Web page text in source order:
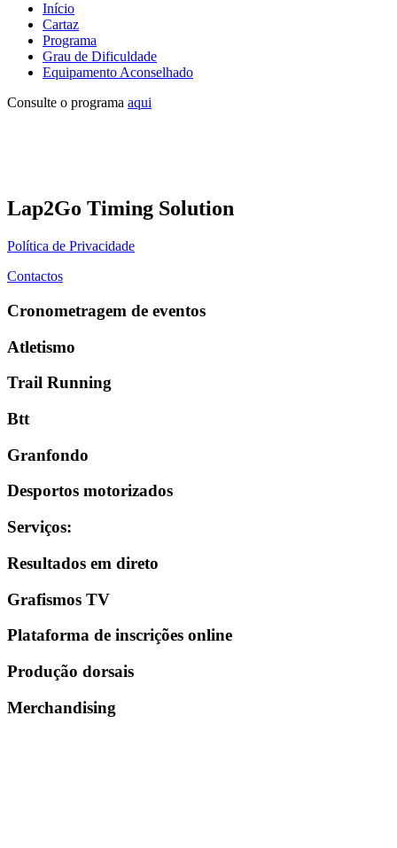
Início
Cartaz
Programa
Grau de Dificuldade
Equipamento Aconselhado
Consulte o programa aqui
Lap2Go Timing Solution
Política de Privacidade
Contactos
Cronometragem de eventos
Atletismo
Trail Running
Btt
Granfondo
Desportos motorizados
Serviços:
Resultados em direto
Grafismos TV
Plataforma de inscrições online
Produção dorsais
Merchandising